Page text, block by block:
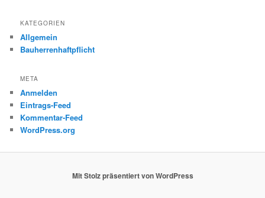
KATEGORIEN
Allgemein
Bauherrenhaftpflicht
META
Anmelden
Eintrags-Feed
Kommentar-Feed
WordPress.org
Mit Stolz präsentiert von WordPress